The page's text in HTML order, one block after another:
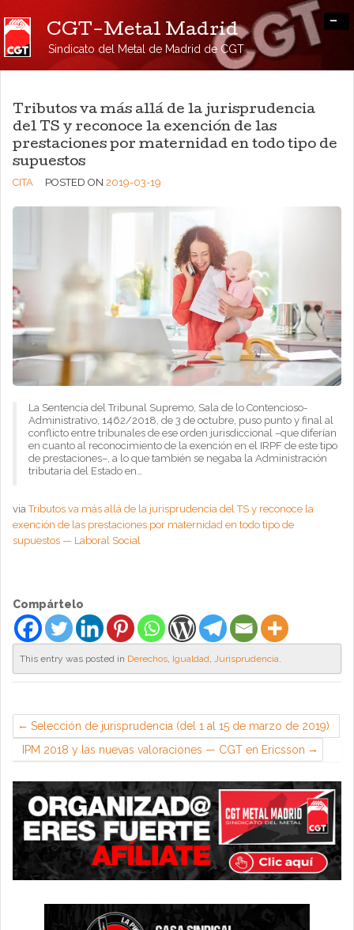
CGT-Metal Madrid
Sindicato del Metal de Madrid de CGT
-
Tributos va más allá de la jurisprudencia
del TS y reconoce la exención de las
prestaciones por maternidad en todo tipo de
supuestos
CITA POSTED ON 2019-03-19
La Sentencia del Tribunal Supremo, Sala de lo Contencioso-
Administrativo, 1462/2018, de 3 de octubre, puso punto y final al
conflicto entre tribunales de ese orden jurisdiccional –que diferían
en cuanto al reconocimiento de la exención en el IRPF de este tipo
de prestaciones–, a lo que también se negaba la Administración
tributaria del Estado en…
viaTributos va más allá de la jurisprudencia del TS y reconoce la
exención de las prestaciones por maternidad en todo tipo de
supuestos — Laboral Social
Compártelo
This entry was posted in Derechos Igualdad Jurisprudencia
Selección de jurisprudencia (del 1 al 15 de marzo de 2019)
IPM 2018 y las nuevas valoraciones — CGT en Ericsson